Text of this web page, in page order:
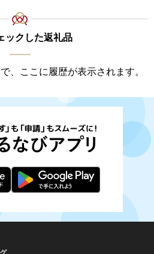
ックした返礼品
、ここに履歴が表示されます。